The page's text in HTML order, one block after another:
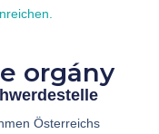
orgány
Österreichs